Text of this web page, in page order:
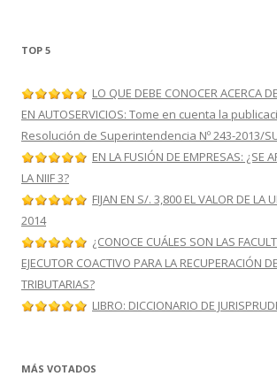
TOP 5
LO QUE DEBE CONOCER ACERCA
EN AUTOSERVICIOS: Tome en cuenta la
Resolución de Superintendencia Nº 243-2013/
EN LA FUSIÓN DE EMPRESAS: ¿SE
LA NIIF 3?
FIJAN EN S/. 3,800 EL VALOR DE LA
2014
¿CONOCE CUÁLES SON LAS
EJECUTOR COACTIVO PARA LA RECUPERACIÓN
TRIBUTARIAS?
LIBRO: DICCIONARIO DE
MÁS VOTADOS